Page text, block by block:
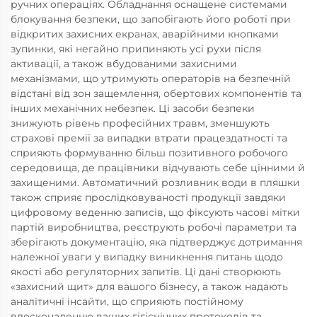
ручних операціях. Обладнання оснащене системами
блокування безпеки, що запобігають його роботі при
відкритих захисних екранах, аварійними кнопками
зупинки, які негайно припиняють усі рухи після
активації, а також вбудованими захисними
механізмами, що утримують операторів на безпечній
відстані від зон защемлення, обертових компонентів та
інших механічних небезпек. Ці засоби безпеки
знижують рівень професійних травм, зменшують
страхові премії за випадки втрати працездатності та
сприяють формуванню більш позитивного робочого
середовища, де працівники відчувають себе цінними й
захищеними. Автоматичний розливник води в пляшки
також сприяє прослідковуваності продукції завдяки
цифровому веденню записів, що фіксують часові мітки
партій виробництва, реєструють робочі параметри та
зберігають документацію, яка підтверджує дотримання
належної уваги у випадку виникнення питань щодо
якості або регуляторних запитів. Ці дані створюють
«захисний щит» для вашого бізнесу, а також надають
аналітичні інсайти, що сприяють постійному